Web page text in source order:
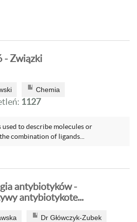
- Związki
Chemia
1127
to describe molecules or
combination of ligands...
antybiotyków -
antybiotykote...
Dr Główczyk-Zubek